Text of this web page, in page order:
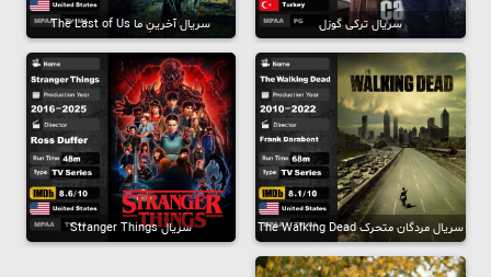
سریال ترکی گوزل سریال آخرینِ ما The Last of Us
سریال مردگان متحرک The Walking Dead سریال Stranger Things